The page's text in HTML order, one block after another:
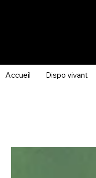
Accueil Dispo vivant